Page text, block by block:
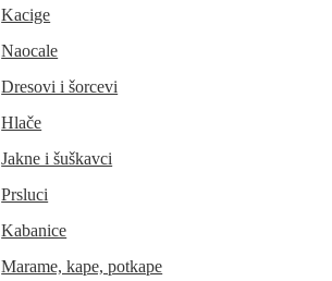
Kacige
Naocale
Dresovi i šorcevi
Hlače
Jakne i šuškavci
Prsluci
Kabanice
Marame, kape, potkape